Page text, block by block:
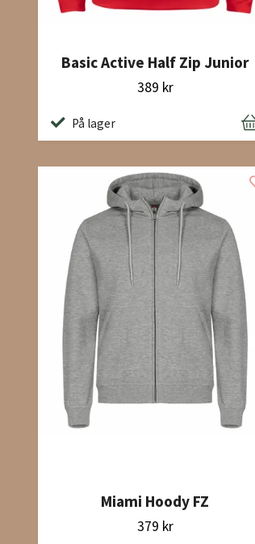
Basic Active Half Zip Junior
389 kr
På lager
Miami Hoody FZ
379 kr